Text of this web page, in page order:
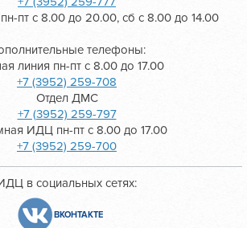
пт с 8.00 до 20.00, сб с 8.00 до 14.00
телефоны:
линия пн-пт с 8.00 до 17.00
+7 (3952) 259-708
Отдел ДМС
+7 (3952) 259-797
ИДЦ пн-пт с 8.00 до 17.00
+7 (3952) 259-700
в социальных сетях:
ВКОНТАКТЕ